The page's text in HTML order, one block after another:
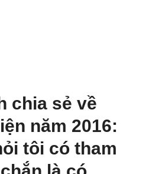
chia sẻ về
năm 2016:
tôi có tham